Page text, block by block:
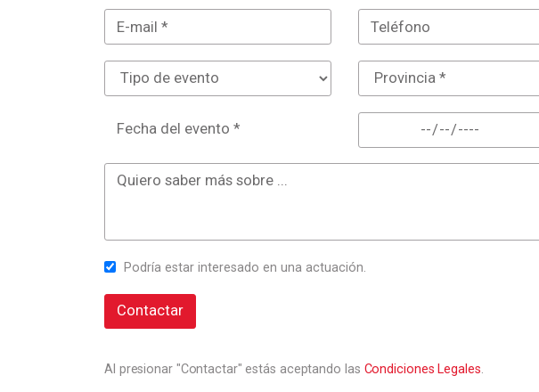
Fecha del evento *
Podría estar interesado en una actuación.
Contactar
Al presionar "Contactar" estás aceptando las Condiciones Legales